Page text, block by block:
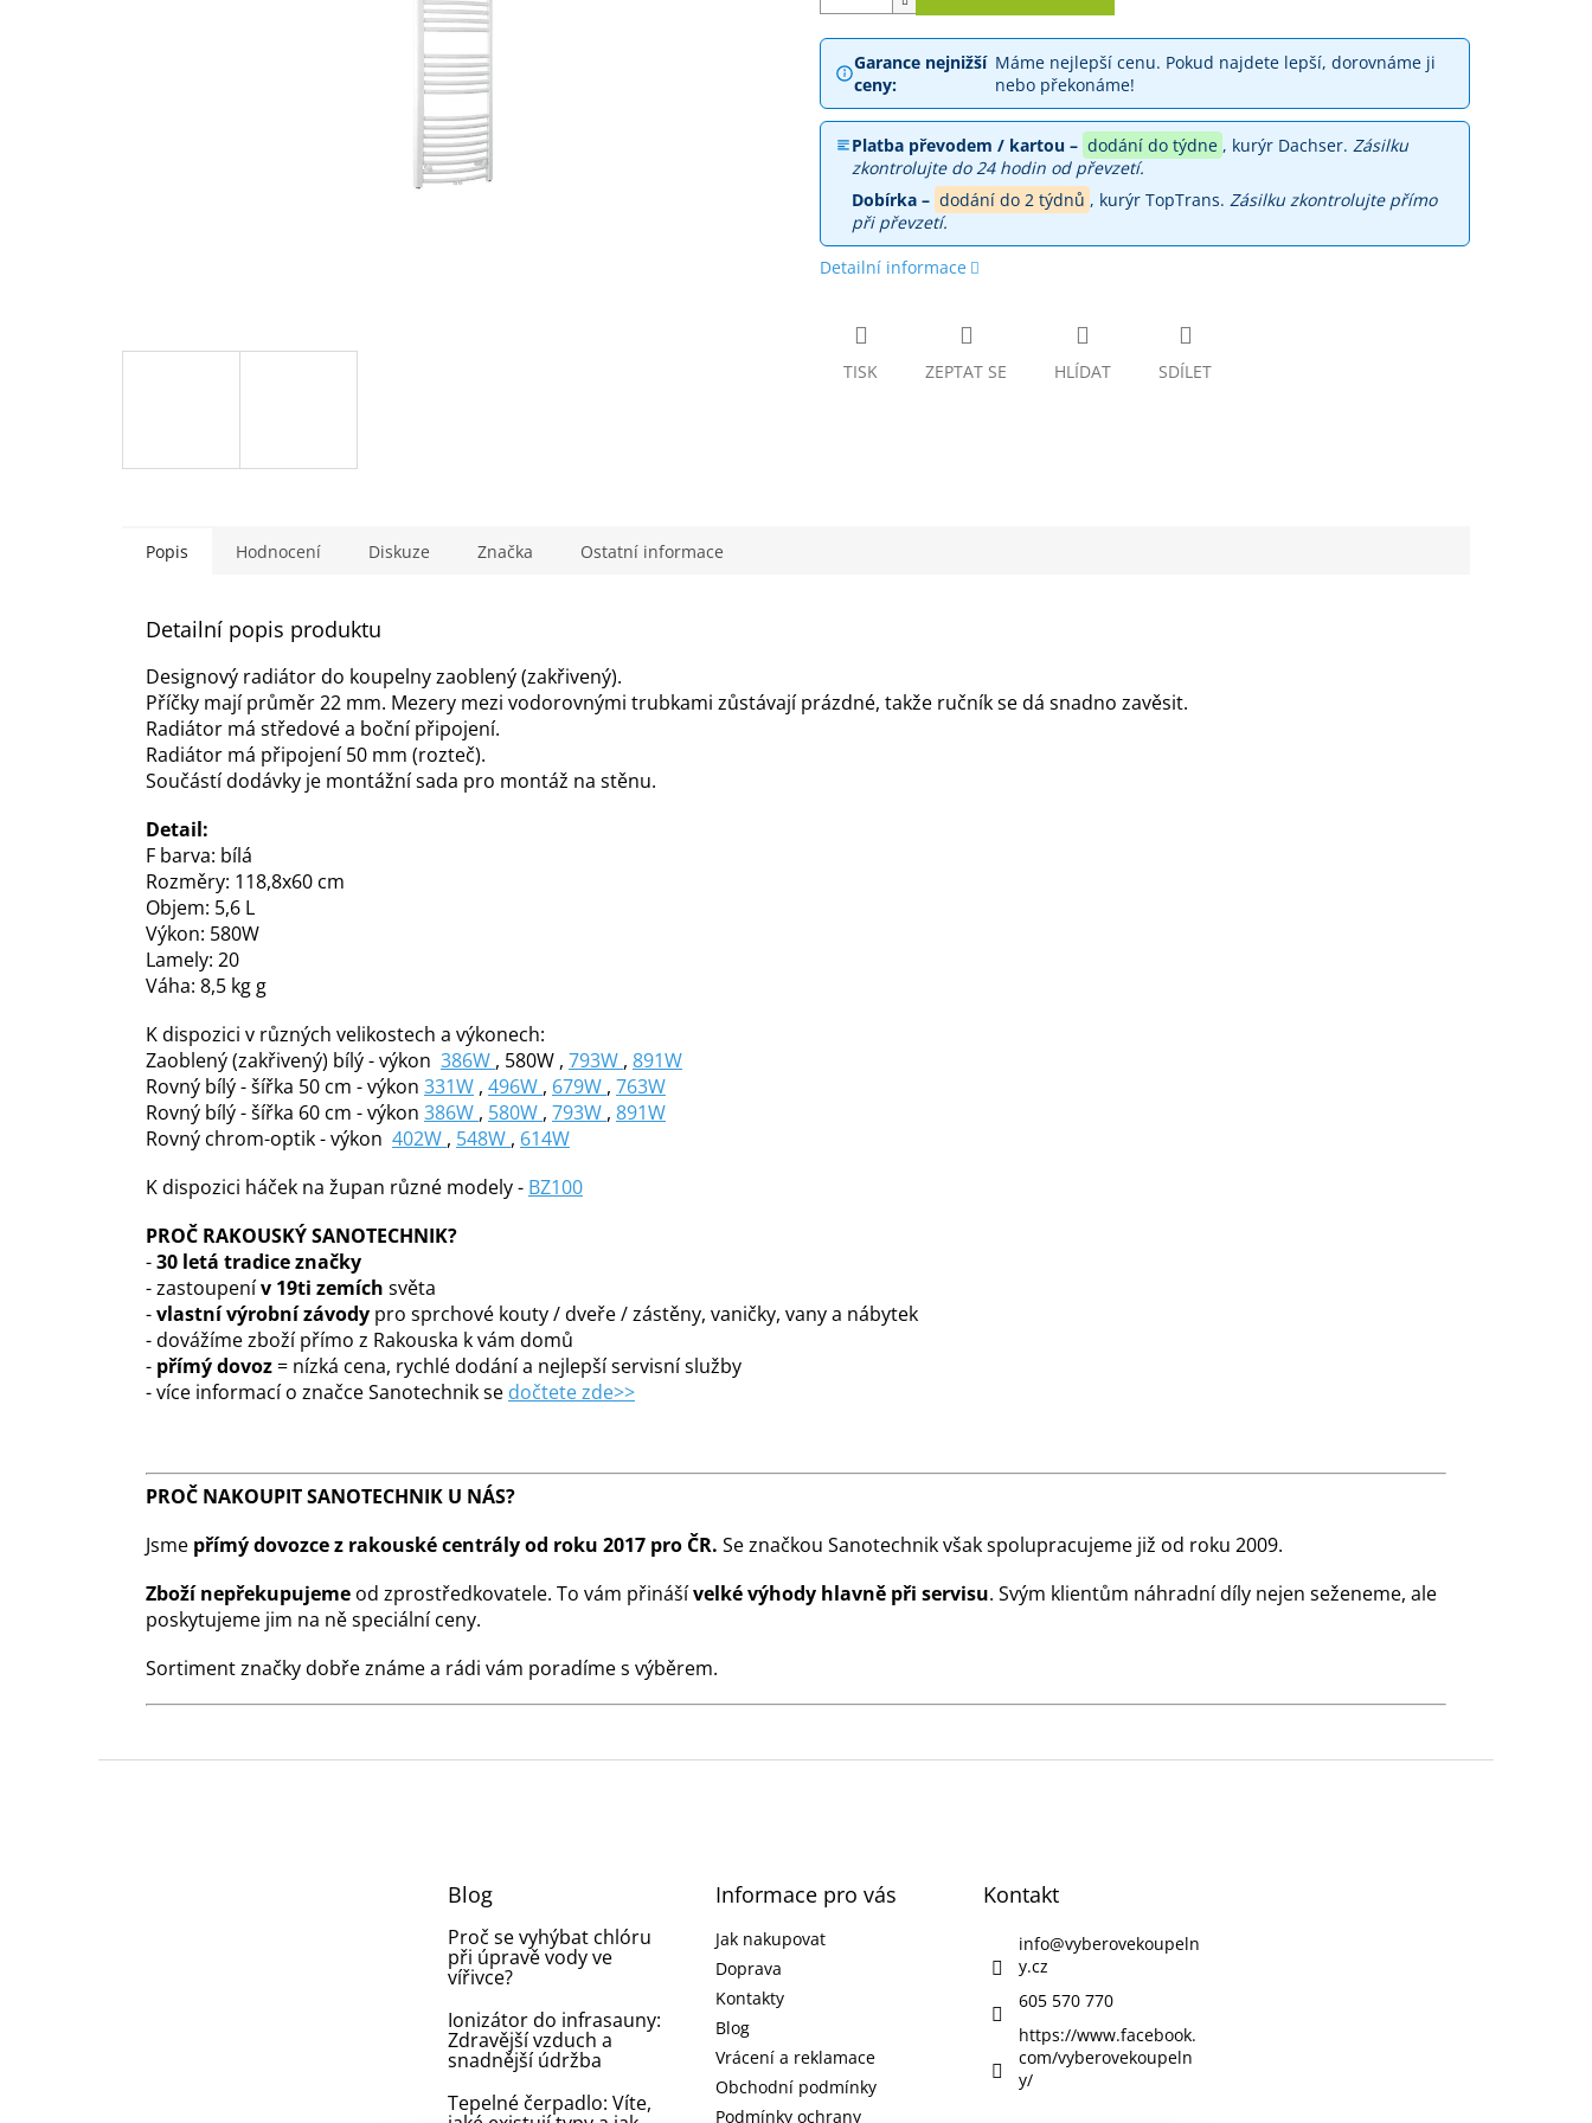
Garance nejnižší
ceny:
Máme nejlepší cenu. Pokud najdete lepší, dorovnáme ji
nebo překonáme!
Platba převodem / kartou – dodání do týdne , kurýr Dachser.Zásilku
zkontrolujte do 24 hodin od převzetí.
Dobírka – dodání do 2 týdnů , kurýr TopTrans.Zásilku zkontrolujte přímo
při převzetí.
Detailní informace
TISK ZEPTAT SE HLÍDAT SDÍLET
Popis Hodnocení Diskuze Značka Ostatní informace
Detailní popis produktu
Designový radiátor do koupelny zaoblený (zakřivený).
Příčky mají průměr 22 mm. Mezery mezi vodorovnými trubkami zůstávají prázdné, takže ručník se dá snadno zavěsit.
Radiátor má středové a boční připojení.
Radiátor má připojení 50 mm (rozteč).
Součástí dodávky je montážní sada pro montáž na stěnu.
Detail:
F barva: bílá
Rozměry: 118,8x60 cm
Objem: 5,6 L
Výkon: 580W
Lamely: 20
Váha: 8,5 kg g
K dispozici v různých velikostech a výkonech:
Zaoblený (zakřivený) bílý - výkon 386W , 580W , 793W , 891W
Rovný bílý - šířka 50 cm - výkon 331W , 496W , 679W , 763W
Rovný bílý - šířka 60 cm - výkon 386W , 580W , 793W , 891W
Rovný chrom-optik - výkon 402W , 548W , 614W
K dispozici háček na župan různé modely - BZ100
PROČ RAKOUSKÝ SANOTECHNIK?
-30 letá tradice značky
- zastoupenív 19ti zemích světa
-vlastní výrobní závody pro sprchové kouty / dveře / zástěny, vaničky, vany a nábytek
- dovážíme zboží přímo z Rakouska k vám domů
- přímý dovoz= nízká cena, rychlé dodání a nejlepší servisní služby
- více informací o značce Sanotechnik se dočtete zde>>
PROČ NAKOUPIT SANOTECHNIK U NÁS?
Jsme přímý dovozce z rakouské centrály od roku 2017 pro ČR. Se značkou Sanotechnik však spolupracujeme již od roku 2009.
Zboží nepřekupujeme od zprostředkovatele. To vám přinášívelké výhody hlavně při servisu. Svým klientům náhradní díly nejen seženeme, ale
poskytujeme jim na ně speciální ceny.
Sortiment značky dobře známe a rádi vám poradíme s výběrem.
Blog
Proč se vyhýbat chlóru
při úpravě vody ve
vířivce?
Ionizátor do infrasauny:
Zdravější vzduch a
snadnější údržba
Tepelné čerpadlo: Víte,
Informace pro vás
Jak nakupovat
Doprava
Kontakty
Blog
Vrácení a reklamace
Obchodní podmínky
Podmínky ochrany
Kontakt
info@vyberovekoupeln
y.cz
605 570 770
https://www.facebook.
com/vyberovekoupeln
y/